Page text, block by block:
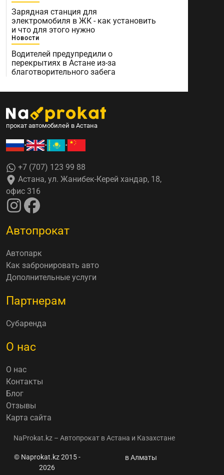
Зарядная станция для
электромобиля в ЖК - как установить
и что для этого нужно
Новости
Водителей предупредили о
перекрытиях в Астане из-за
благотворительного забега
прокат автомобилей в Астана
• • •
+7 (707) 123 99 88
Астана, ул. Жанибек-Керей хандар, 18,
офис 316
Автопрокат
Автопарк
Как забронировать авто
Дополнительные услуги
Партнерам
Субаренда
О нас
О нас
Контакты
Блог
Отзывы
Карта сайта
NaProkat.kz – Автопрокат в Астана и Казахстане
© Naprokat.kz 2015 -
2026
新聞和實用в Алматы